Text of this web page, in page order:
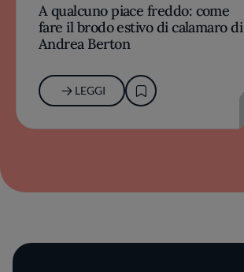
A qualcuno piace freddo: come
fare il brodo estivo di calamaro di
Andrea Berton
LEGGI